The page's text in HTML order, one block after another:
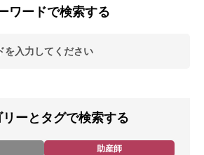
ワードで検索する
リーとタグで検索する
助産師